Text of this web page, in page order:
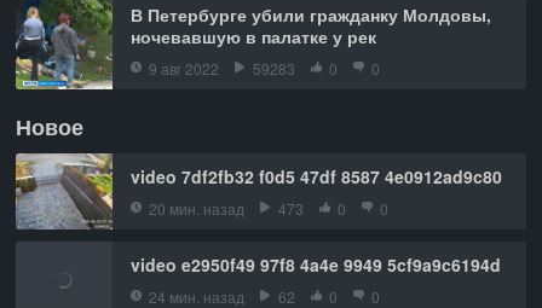
В Петербурге убили гражданку Молдовы,
ночевавшую в палатке у рек
9 авг 2022 59283 0 0
Новое
video 7df2fb32 f0d5 47df 8587 4e0912ad9c80
20 мин. назад 473 0 0
video e2950f49 97f8 4a4e 9949 5cf9a9c6194d
24 мин. назад 62 0 0